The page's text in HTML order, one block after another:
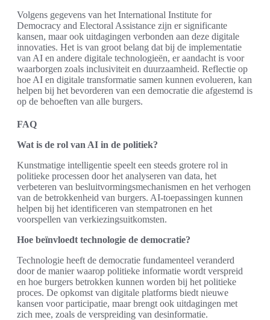
Volgens gegevens van het International Institute for
Democracy and Electoral Assistance zijn er significante
kansen, maar ook uitdagingen verbonden aan deze digitale
innovaties. Het is van groot belang dat bij de implementatie
van AI en andere digitale technologieën, er aandacht is voor
waarborgen zoals inclusiviteit en duurzaamheid. Reflectie op
hoe AI en digitale transformatie samen kunnen evolueren, kan
helpen bij het bevorderen van een democratie die afgestemd is
op de behoeften van alle burgers.
FAQ
Wat is de rol van AI in de politiek?
Kunstmatige intelligentie speelt een steeds grotere rol in
politieke processen door het analyseren van data, het
verbeteren van besluitvormingsmechanismen en het verhogen
van de betrokkenheid van burgers. AI-toepassingen kunnen
helpen bij het identificeren van stempatronen en het
voorspellen van verkiezingsuitkomsten.
Hoe beïnvloedt technologie de democratie?
Technologie heeft de democratie fundamenteel veranderd
door de manier waarop politieke informatie wordt verspreid
en hoe burgers betrokken kunnen worden bij het politieke
proces. De opkomst van digitale platforms biedt nieuwe
kansen voor participatie, maar brengt ook uitdagingen met
zich mee, zoals de verspreiding van desinformatie.